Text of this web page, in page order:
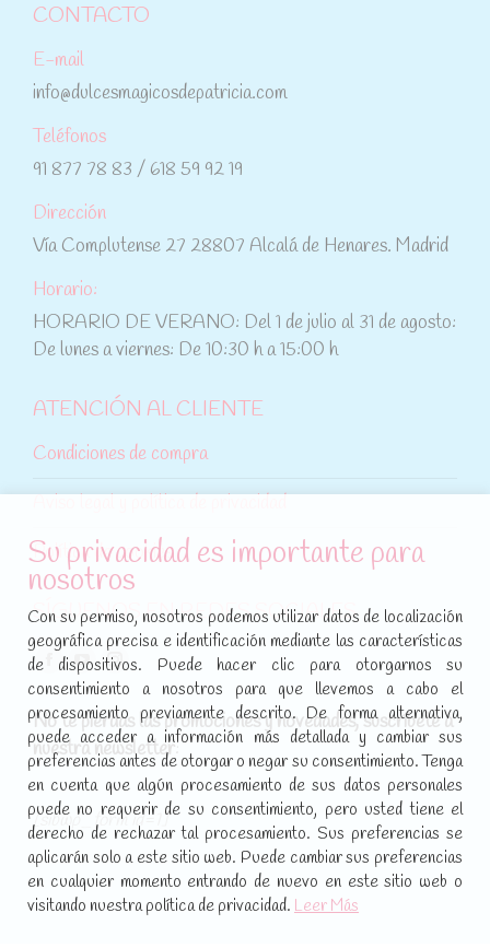
CONTACTO
E-mail
info@dulcesmagicosdepatricia.com
Teléfonos
91 877 78 83 / 618 59 92 19
Dirección
Vía Complutense 27 28807 Alcalá de Henares. Madrid
Horario:
HORARIO DE VERANO: Del 1 de julio al 31 de agosto:
De lunes a viernes: De 10:30 h a 15:00 h
ATENCIÓN AL CLIENTE
Condiciones de compra
Aviso legal y política de privacidad
Política de cookies
SÍGUENOS EN REDES SOCIALES
Encuéntranos en:
Facebook
page
opens
in
new
window
YouTube
page
opens
in
new
window
Instagram
page
opens
in
new
window
No te pierdas las promociones y novedades, suscríbete a
nuestra newsletter:
[sibwp_form id=1]
Su privacidad es importante para
nosotros
Con su permiso, nosotros podemos utilizar datos de localización
geográfica precisa e identificación mediante las características
de dispositivos. Puede hacer clic para otorgarnos su
consentimiento a nosotros para que llevemos a cabo el
procesamiento previamente descrito. De forma alternativa,
puede acceder a información más detallada y cambiar sus
preferencias antes de otorgar o negar su consentimiento. Tenga
en cuenta que algún procesamiento de sus datos personales
puede no requerir de su consentimiento, pero usted tiene el
derecho de rechazar tal procesamiento. Sus preferencias se
aplicarán solo a este sitio web. Puede cambiar sus preferencias
en cualquier momento entrando de nuevo en este sitio web o
visitando nuestra política de privacidad. Leer Más